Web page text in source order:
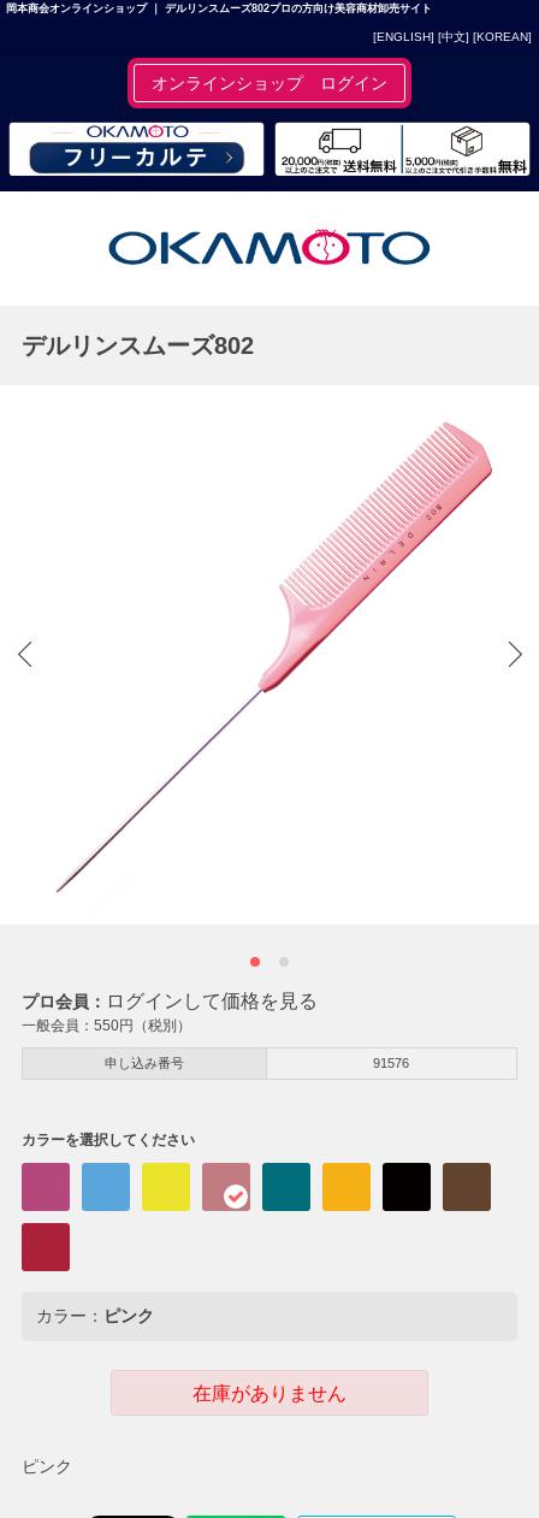
岡本商会オンラインショップ ｜ デルリンスムーズ802プロの方向け美容商材卸売サイト
[ENGLISH] [中文] [KOREAN]
オンラインショップ ログイン
デルリンスムーズ802
プロ会員： ログインして価格を見る
一般会員： 550円（税別）
申し込み番号 91576
ピンク
カラーを選択してください
カラー： ピンク
在庫がありません